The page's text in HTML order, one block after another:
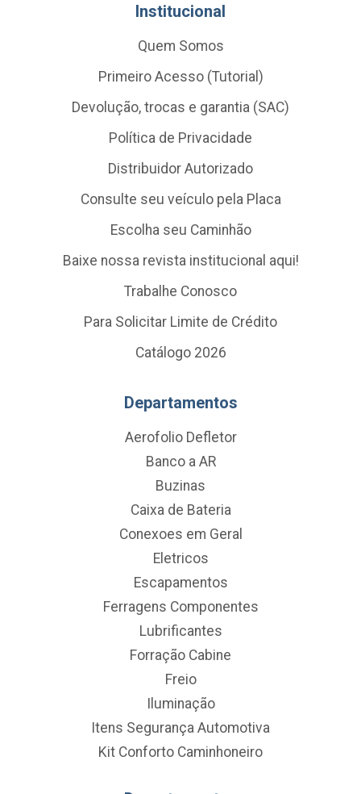
Institucional
Quem Somos
Primeiro Acesso (Tutorial)
Devolução, trocas e garantia (SAC)
Política de Privacidade
Distribuidor Autorizado
Consulte seu veículo pela Placa
Escolha seu Caminhão
Baixe nossa revista institucional aqui!
Trabalhe Conosco
Para Solicitar Limite de Crédito
Catálogo 2026
Departamentos
Aerofolio Defletor
Banco a AR
Buzinas
Caixa de Bateria
Conexoes em Geral
Eletricos
Escapamentos
Ferragens Componentes
Lubrificantes
Forração Cabine
Freio
Iluminação
Itens Segurança Automotiva
Kit Conforto Caminhoneiro